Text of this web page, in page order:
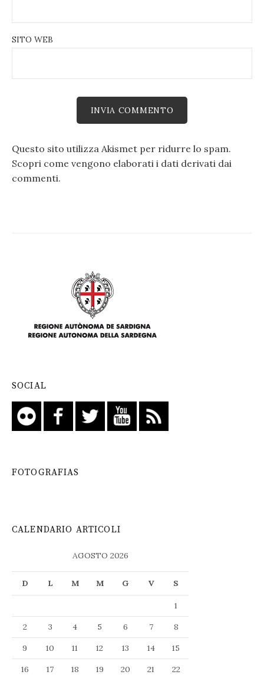
SITO WEB
Questo sito utilizza Akismet per ridurre lo spam.
Scopri come vengono elaborati i dati derivati dai
commenti.
SOCIAL
FOTOGRAFIAS
CALENDARIO ARTICOLI
AGOSTO 2026
D L M M G V S
1
2
3 4 5 6 7
8
9
10 11 12 13 14
15
16
17 18 19 20 21
22